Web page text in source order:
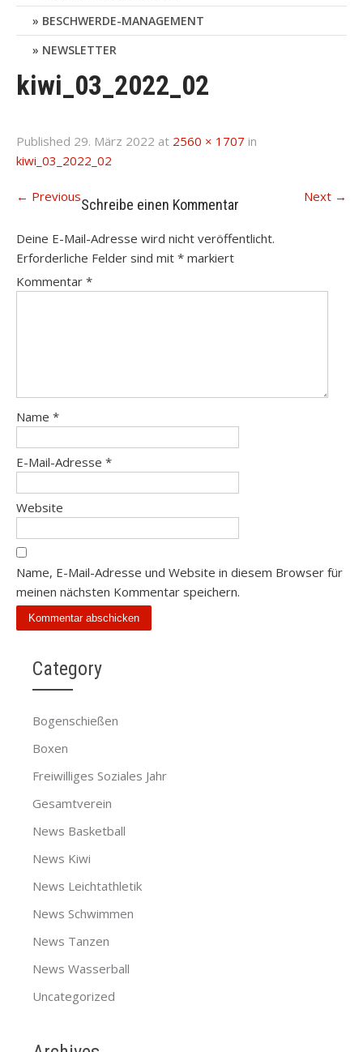
BESCHWERDE-MANAGEMENT
NEWSLETTER
kiwi_03_2022_02
Published 29. März 2022 at 2560 × 1707 in
kiwi_03_2022_02
← Previous Next →
Schreibe einen Kommentar
Deine E-Mail-Adresse wird nicht veröffentlicht.
Erforderliche Felder sind mit * markiert
Kommentar *
Name *
E-Mail-Adresse *
Website
Name, E-Mail-Adresse und Website in diesem Browser für
meinen nächsten Kommentar speichern.
Category
Bogenschießen
Boxen
Freiwilliges Soziales Jahr
Gesamtverein
News Basketball
News Kiwi
News Leichtathletik
News Schwimmen
News Tanzen
News Wasserball
Uncategorized